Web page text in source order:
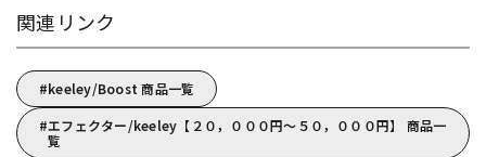
関連リンク
keeley/Boost 商品一覧
エフェクター/keeley【２０，０００円～５０，０００円】 商品一
覧